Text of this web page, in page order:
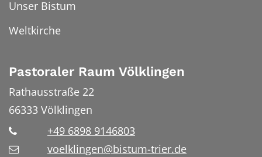
Unser Bistum
Weltkirche
Pastoraler Raum Völklingen
Rathausstraße 22
66333 Völklingen
+49 6898 9146803
voelklingen@bistum-trier.de